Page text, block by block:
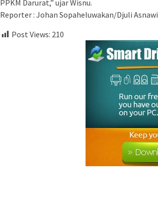
PPKM Darurat,” ujar Wisnu.
Reporter : Johan Sopaheluwakan/Djuli Asnawi
Post Views: 210